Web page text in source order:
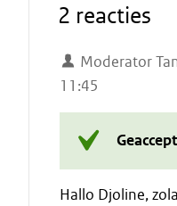
2 reacties
Moderator
11:45
Hallo Djoline,